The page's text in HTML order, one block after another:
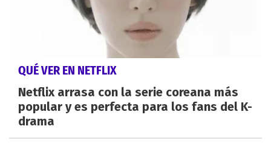
QUÉ VER EN NETFLIX
Netflix arrasa con la serie coreana más
popular y es perfecta para los fans del K-
drama